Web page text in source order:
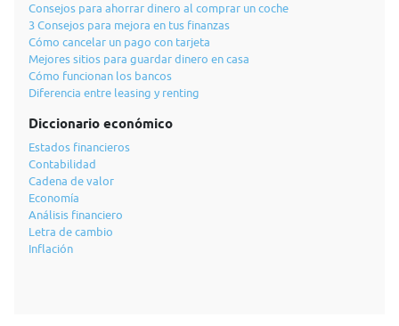
Consejos para ahorrar dinero al comprar un coche
3 Consejos para mejora en tus finanzas
Cómo cancelar un pago con tarjeta
Mejores sitios para guardar dinero en casa
Cómo funcionan los bancos
Diferencia entre leasing y renting
Diccionario económico
Estados financieros
Contabilidad
Cadena de valor
Economía
Análisis financiero
Letra de cambio
Inflación